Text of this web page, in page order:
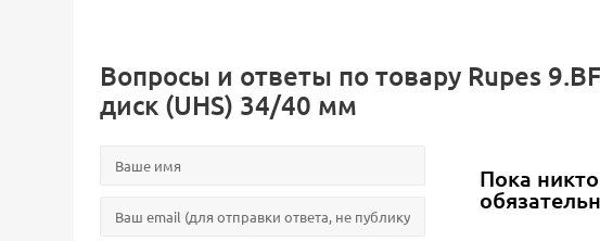
Вопросы и ответы по товару Rupes
диск (UHS) 34/40 мм
Пока